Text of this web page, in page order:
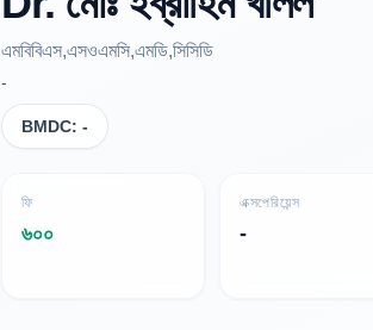
এমবিবিএস,এসওএমসি,এমডি,সিসিডি
-
BMDC: -
ফি
৬০০
এক্সপেরিয়েন্স
-